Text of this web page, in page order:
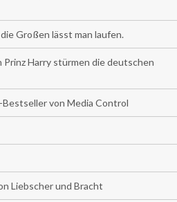
Großen lässt man laufen.
Harry stürmen die deutschen
von Media Control
Liebscher und Bracht